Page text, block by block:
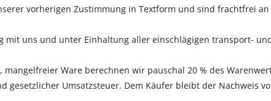
vorherigen Zustimmung in Textform und sind frachtfrei
mit uns und unter Einhaltung aller einschlägigen transport-
Ware berechnen wir pauschal 20 % des
gesetzlicher Umsatzsteuer. Dem Käufer bleibt der Nachweis